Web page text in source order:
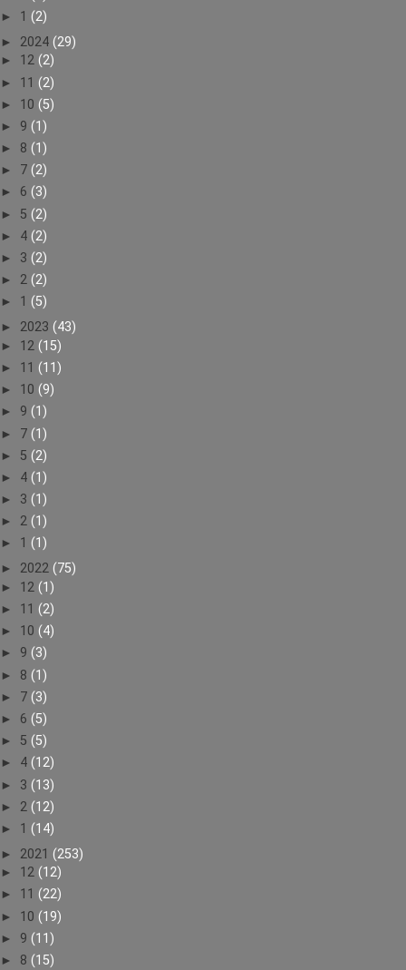
► 1 (2)
► 2024 (29)
► 12 (2)
► 11 (2)
► 10 (5)
► 9 (1)
► 8 (1)
► 7 (2)
► 6 (3)
► 5 (2)
► 4 (2)
► 3 (2)
► 2 (2)
► 1 (5)
► 2023 (43)
► 12 (15)
► 11 (11)
► 10 (9)
► 9 (1)
► 7 (1)
► 5 (2)
► 4 (1)
► 3 (1)
► 2 (1)
► 1 (1)
► 2022 (75)
► 12 (1)
► 11 (2)
► 10 (4)
► 9 (3)
► 8 (1)
► 7 (3)
► 6 (5)
► 5 (5)
► 4 (12)
► 3 (13)
► 2 (12)
► 1 (14)
► 2021 (253)
► 12 (12)
► 11 (22)
► 10 (19)
► 9 (11)
► 8 (15)